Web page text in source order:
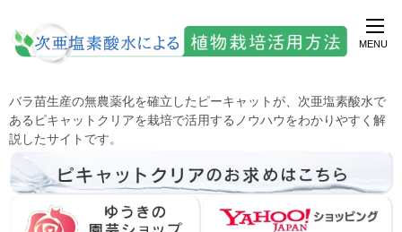
バラ苗生産の無農薬化を確立したピーキャットが、次亜塩素酸水で
あるピキャットクリアを栽培で活用するノウハウをわかりやすく解
説したサイトです。